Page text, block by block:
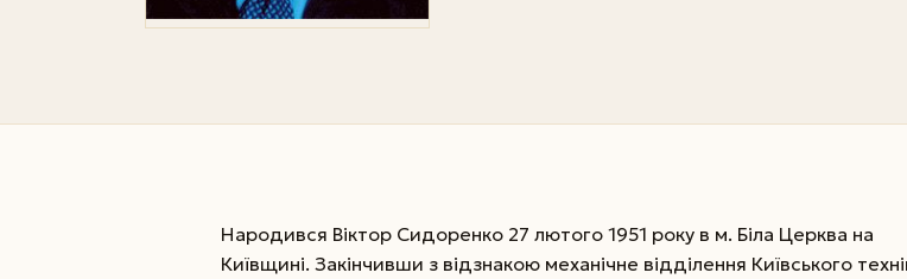
Народився Віктор Сидоренко 27 лютого 1951 року в м. Біла Церква на
Київщині. Закінчивши з відзнакою механічне відділення Київського